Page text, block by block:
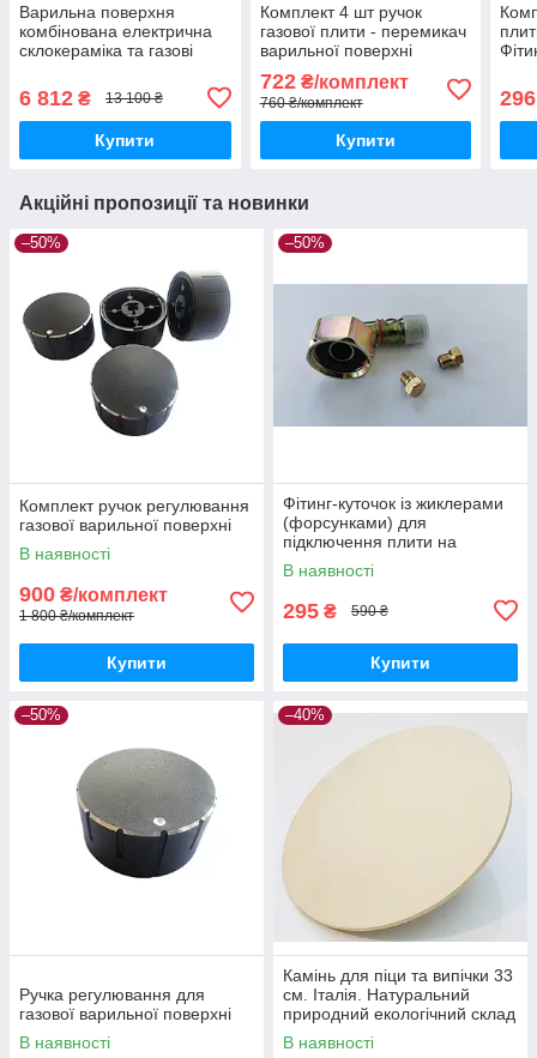
Варильна поверхня
комбінована електрична
склокераміка та газові
Німеччина
6 812 ₴ 13 100 ₴
Купити
Комплект 4 шт ручок
газової плити - перемикач
варильної поверхні
722₴/комплект
760 ₴/комплект
Купити
296
Акційні пропозиції та новинки
–50%
Комплект ручок регулювання
газової варильної поверхні
В наявності
900 ₴/комплект
1 800 ₴/комплект
Купити
–50%
Фітинг-куточок із жиклерами
(форсунками) для
підключення плити на
балонний газ.
В наявності
295 ₴ 590 ₴
Купити
–50%
Ручка регулювання для
газової варильної поверхні
В наявності
–40%
Камінь для піци та випічки 33
см. Італія. Натуральний
природний екологічний склад
В наявності